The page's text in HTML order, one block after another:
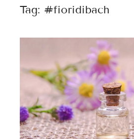
Tag: #fioridibach